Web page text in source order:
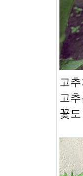
고
고
꽃